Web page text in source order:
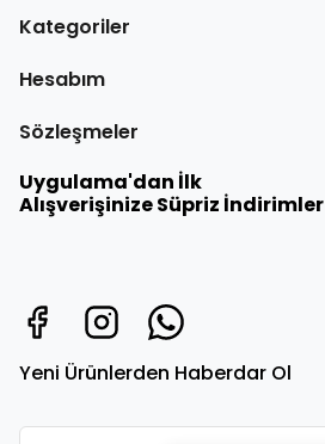
Kategoriler
Hesabım
Sözleşmeler
Uygulama'dan İlk
Alışverişinize Süpriz İndirimler
Yeni Ürünlerden Haberdar Ol